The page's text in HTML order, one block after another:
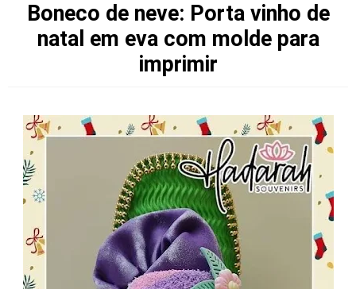
Boneco de neve: Porta vinho de
natal em eva com molde para
imprimir